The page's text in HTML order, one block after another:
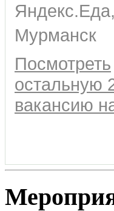
Яндекс.Еда,
Мурманск
Посмотреть
остальную
вакансию